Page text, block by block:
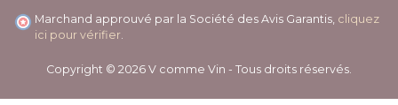
Marchand approuvé par la Société des Avis Garantis, cliquez
ici pour vérifier
Copyright © 2026 V comme Vin - Tous droits réservés.